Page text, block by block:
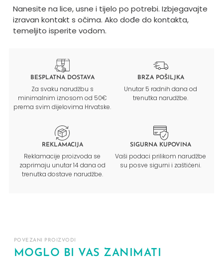
Nanesite na lice, usne i tijelo po potrebi. Izbjegavajte
izravan kontakt s očima. Ako dođe do kontakta,
temeljito isperite vodom.
BESPLATNA DOSTAVA
Za svaku narudžbu s
minimalnim iznosom od 50€
prema svim dijelovima Hrvatske.
BRZA POŠILJKA
Unutar 5 radnih dana od
trenutka narudžbe.
REKLAMACIJA
Reklamacije proizvoda se
zaprimaju unutar 14 dana od
trenutka dostave narudžbe.
SIGURNA KUPOVINA
Vaši podaci prilikom narudžbe
su posve sigurni i zaštićeni.
POVEZANI PROIZVODI
MOGLO BI VAS ZANIMATI